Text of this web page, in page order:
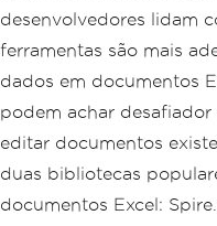
desenvolvedores lidam
ferramentas são mais
dados em documentos
podem achar
editar documentos
duas bibliotecas
documentos Excel: